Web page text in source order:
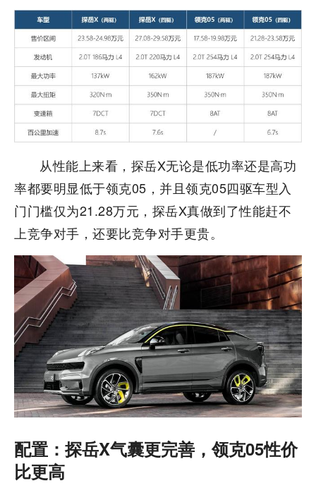
从性能上来看，探岳X无论是低功率还是高功
率都要明显低于领克05，并且领克05四驱车型入
门门槛仅为21.28万元，探岳X真做到了性能赶不
上竞争对手，还要比竞争对手更贵。
配置：探岳X气囊更完善，领克05性价
比更高